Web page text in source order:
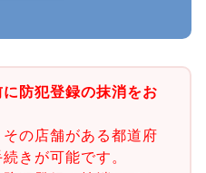
防犯登録の抹消をお
の店舗がある都道府
きが可能です。